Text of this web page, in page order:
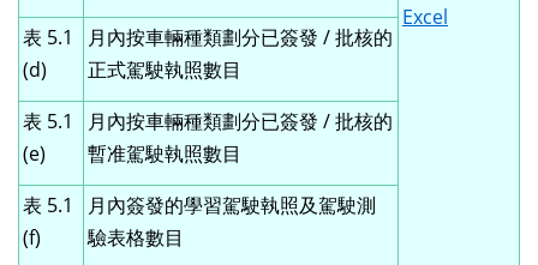
Excel
表 5.1
(d)
月內按車輛種類劃分已簽發 / 批核的
正式駕駛執照數目
表 5.1
(e)
月內按車輛種類劃分已簽發 / 批核的
暫准駕駛執照數目
表 5.1
(f)
月內簽發的學習駕駛執照及駕駛測
驗表格數目